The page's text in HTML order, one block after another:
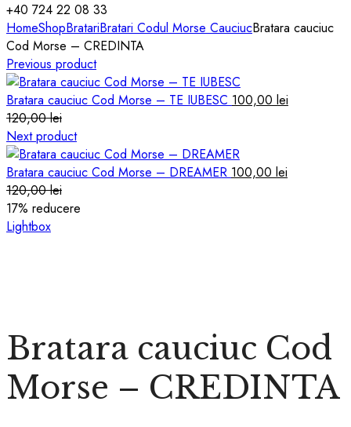
+40 724 22 08 33
HomeShopBratariBratari Codul Morse CauciucBratara cauciuc
Cod Morse – CREDINTA
Previous product
Bratara cauciuc Cod Morse – TE IUBESC 100,00 lei
120,00lei
Next product
Bratara cauciuc Cod Morse – DREAMER 100,00 lei
120,00lei
17% reducere
Lightbox
Bratara cauciuc Cod
Morse – CREDINTA